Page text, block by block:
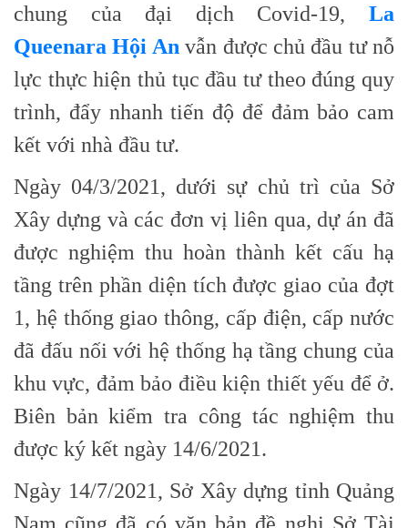
chung của đại dịch Covid-19, La
Queenara Hội An vẫn được chủ đầu tư nỗ
lực thực hiện thủ tục đầu tư theo đúng quy
trình, đẩy nhanh tiến độ để đảm bảo cam
kết với nhà đầu tư.
Ngày 04/3/2021, dưới sự chủ trì của Sở
Xây dựng và các đơn vị liên qua, dự án đã
được nghiệm thu hoàn thành kết cấu hạ
tầng trên phần diện tích được giao của đợt
1, hệ thống giao thông, cấp điện, cấp nước
đã đấu nối với hệ thống hạ tầng chung của
khu vực, đảm bảo điều kiện thiết yếu để ở.
Biên bản kiểm tra công tác nghiệm thu
được ký kết ngày 14/6/2021.
Ngày 14/7/2021, Sở Xây dựng tỉnh Quảng
Nam cũng đã có văn bản đề nghị Sở Tài